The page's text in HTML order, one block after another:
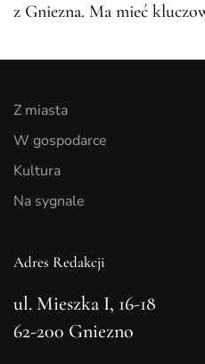
z Gniezna. Ma mieć
Z miasta
W gospodarce
Kultura
Na sygnale
Adres Redakcji
ul. Mieszka I, 16-18
62-200 Gniezno